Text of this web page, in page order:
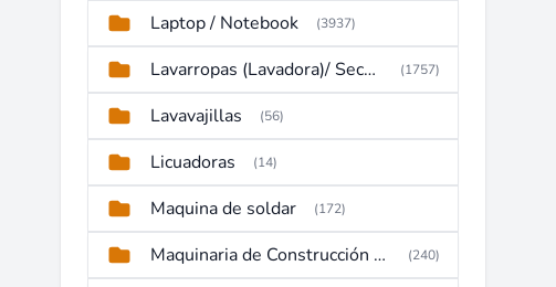
Laptop / Notebook (3937)
Lavarropas (Lavadora)/ Secadoras (1757)
Lavavajillas (56)
Licuadoras (14)
Maquina de soldar (172)
Maquinaria de Construcción (Maquinaria Pesada) (240)